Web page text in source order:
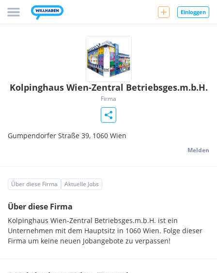
Einloggen
Kolpinghaus Wien-Zentral Betriebsges.m.b.H.
Firma
Gumpendorfer Straße 39, 1060 Wien
Melden
Über diese Firma Aktuelle Jobs
Über diese Firma
Kolpinghaus Wien-Zentral Betriebsges.m.b.H. ist ein
Unternehmen mit dem Hauptsitz in 1060 Wien. Folge dieser
Firma um keine neuen Jobangebote zu verpassen!